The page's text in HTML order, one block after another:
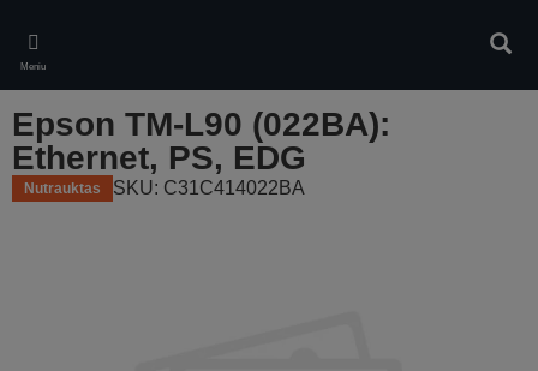
main
content
Meniu
Epson TM-L90 (022BA):
Ethernet, PS, EDG
Nutrauktas SKU: C31C414022BA